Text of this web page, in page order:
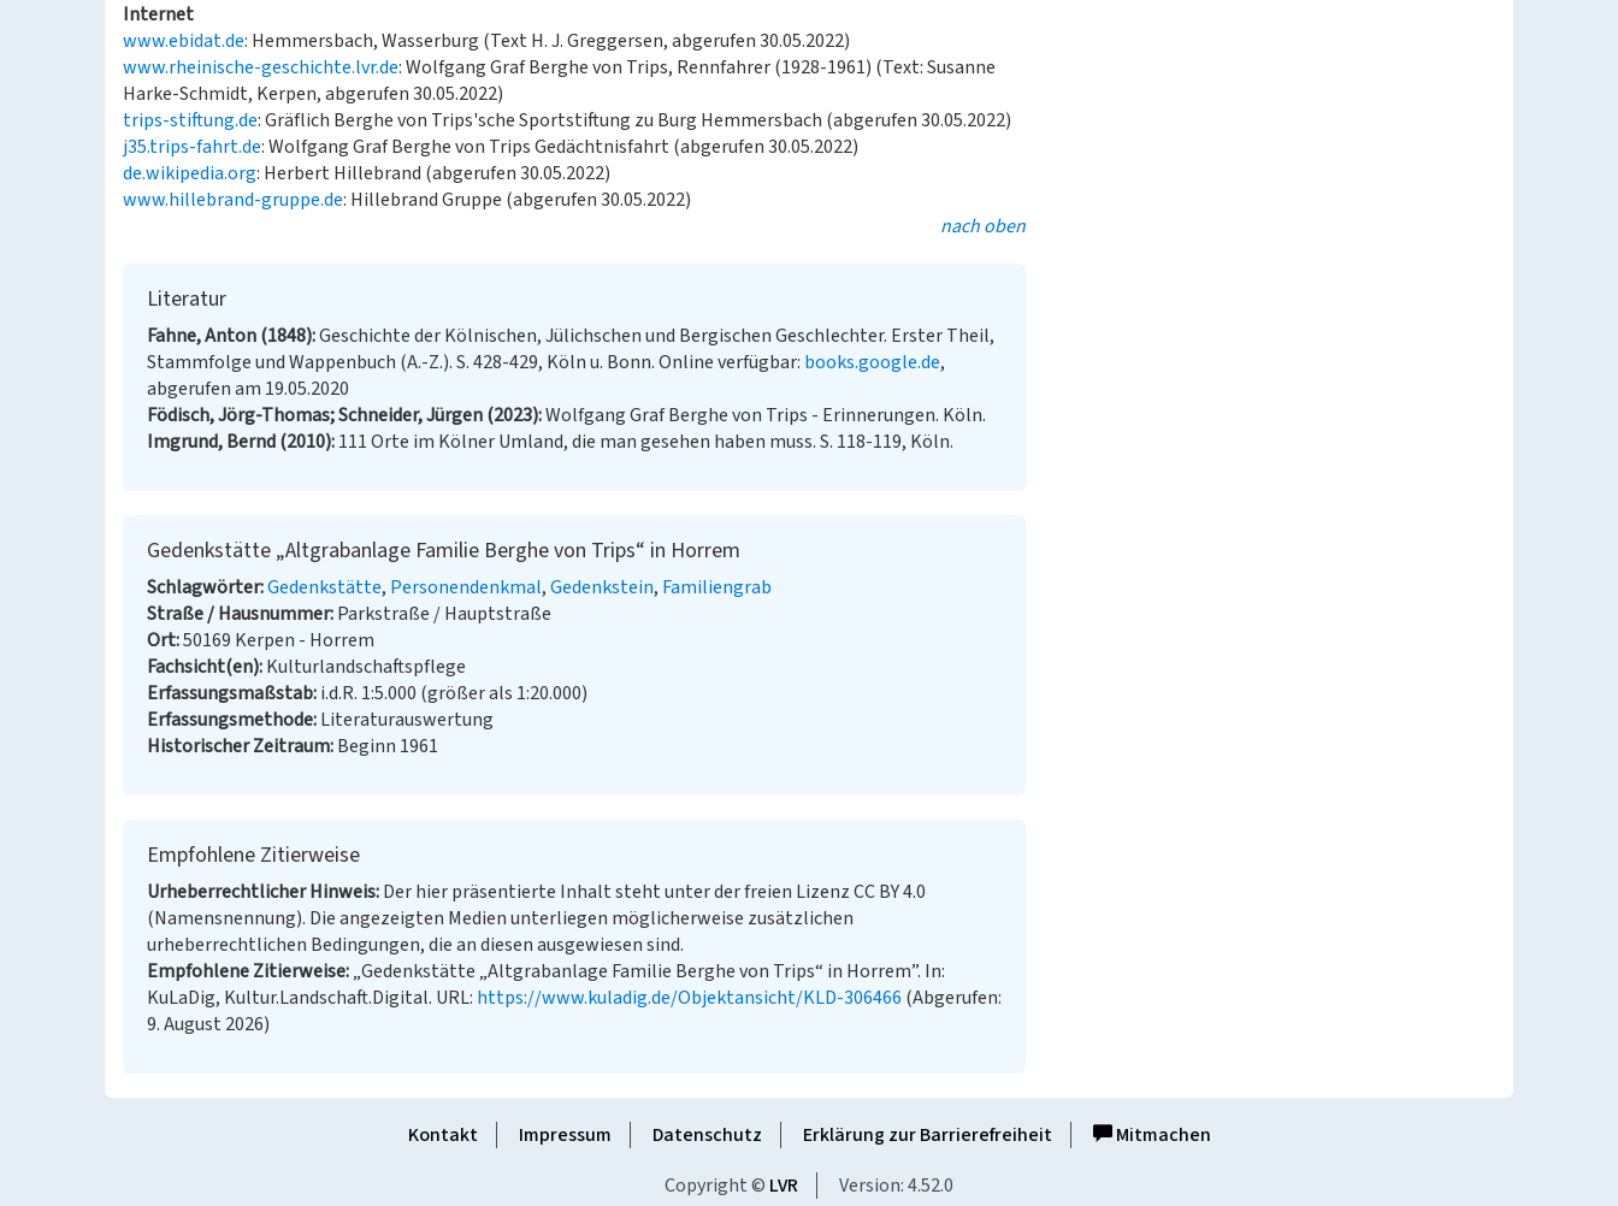
Internet
www.ebidat.de: Hemmersbach, Wasserburg (Text H. J. Greggersen, abgerufen 30.05.2022)
www.rheinische-geschichte.lvr.de: Wolfgang Graf Berghe von Trips, Rennfahrer (1928-1961) (Text: Susanne
Harke-Schmidt, Kerpen, abgerufen 30.05.2022)
trips-stiftung.de: Gräflich Berghe von Trips'sche Sportstiftung zu Burg Hemmersbach (abgerufen 30.05.2022)
j35.trips-fahrt.de: Wolfgang Graf Berghe von Trips Gedächtnisfahrt (abgerufen 30.05.2022)
de.wikipedia.org: Herbert Hillebrand (abgerufen 30.05.2022)
www.hillebrand-gruppe.de: Hillebrand Gruppe (abgerufen 30.05.2022)
nach oben
Literatur
Fahne, Anton (1848) Geschichte der Kölnischen, Jülichschen und Bergischen Geschlechter. Erster Theil,
Stammfolge und Wappenbuch (A.-Z.). S. 428-429, Köln u. Bonn. Online verfügbar: books.google.de,
abgerufen am 19.05.2020
Födisch, Jörg-Thomas; Schneider, Jürgen (2023) Wolfgang Graf Berghe von Trips - Erinnerungen. Köln.
Imgrund, Bernd (2010) 111 Orte im Kölner Umland, die man gesehen haben muss. S. 118-119, Köln.
Gedenkstätte „Altgrabanlage Familie Berghe von Trips“ in Horrem
Schlagwörter Gedenkstätte Personendenkmal Gedenkstein Familiengrab
Straße / Hausnummer Parkstraße / Hauptstraße
Ort 50169 Kerpen - Horrem
Fachsicht(en) Kulturlandschaftspflege
Erfassungsmaßstab i.d.R. 1:5.000 (größer als 1:20.000)
Erfassungsmethode Literaturauswertung
Historischer Zeitraum Beginn 1961
Empfohlene Zitierweise
Urheberrechtlicher Hinweis Der hier präsentierte Inhalt steht unter der freien Lizenz CC BY 4.0
(Namensnennung). Die angezeigten Medien unterliegen möglicherweise zusätzlichen
urheberrechtlichen Bedingungen, die an diesen ausgewiesen sind.
Empfohlene Zitierweise „Gedenkstätte „Altgrabanlage Familie Berghe von Trips“ in Horrem”. In:
KuLaDig, Kultur.Landschaft.Digital. URL: https://www.kuladig.de/Objektansicht/KLD-306466 (Abgerufen:
9. August 2026)
Kontakt Impressum Datenschutz Erklärung zur Barrierefreiheit
Mitmachen
Copyright © LVR Version: 4.52.0